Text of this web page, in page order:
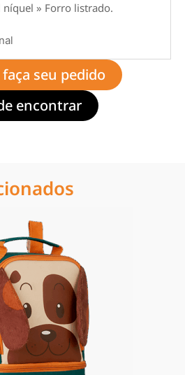
níquel » Forro listrado.
seu pedido
encontrar